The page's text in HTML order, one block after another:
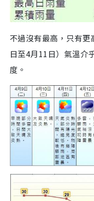
不過沒有最高，只有
日至4月11日）氣溫介
度。